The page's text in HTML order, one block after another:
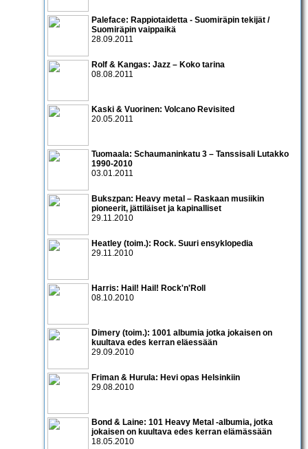
Paleface: Rappiotaidetta - Suomiräpin tekijät /
Suomiräpin vaippaikä
28.09.2011
Rolf & Kangas: Jazz – Koko tarina
08.08.2011
Kaski & Vuorinen: Volcano Revisited
20.05.2011
Tuomaala: Schaumaninkatu 3 – Tanssisali Lutakko
1990­-2010
03.01.2011
Bukszpan: Heavy metal – Raskaan musiikin
pioneerit, jättiläiset ja kapinalliset
29.11.2010
Heatley (toim.): Rock. Suuri ensyklopedia
29.11.2010
Harris: Hail! Hail! Rock'n'Roll
08.10.2010
Dimery (toim.): 1001 albumia jotka jokaisen on
kuultava edes kerran eläessään
29.09.2010
Friman & Hurula: Hevi opas Helsinkiin
29.08.2010
Bond & Laine: 101 Heavy Metal -albumia, jotka
jokaisen on kuultava edes kerran elämässään
18.05.2010